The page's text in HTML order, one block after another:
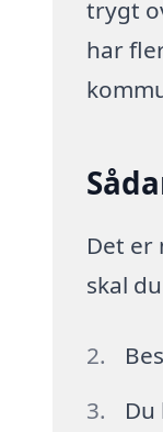
trygt
har
Det er
skal